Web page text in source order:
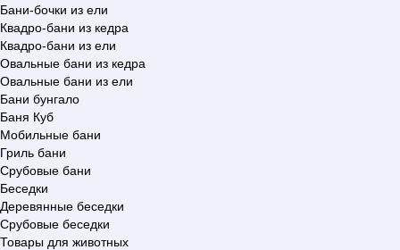
Бани-бочки из ели
Квадро-бани из кедра
Квадро-бани из ели
Овальные бани из кедра
Овальные бани из ели
Бани бунгало
Баня Куб
Мобильные бани
Гриль бани
Срубовые бани
Беседки
Деревянные беседки
Срубовые беседки
Товары для животных